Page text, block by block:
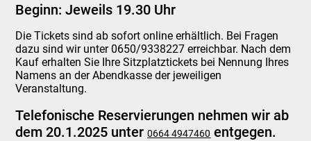
Beginn: Jeweils 19.30 Uhr
Die Tickets sind ab sofort online erhältlich. Bei Fragen
dazu sind wir unter 0650/9338227 erreichbar. Nach dem
Kauf erhalten Sie Ihre Sitzplatztickets bei Nennung Ihres
Namens an der Abendkasse der jeweiligen
Veranstaltung.
Telefonische Reservierungen nehmen wir ab
dem 20.1.2025 unter0664 4947460 entgegen.